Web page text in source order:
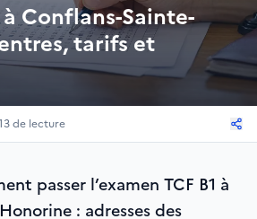
à Conflans-Sainte-
tarifs et
de lecture
passer l’examen TCF B1 à
: adresses des